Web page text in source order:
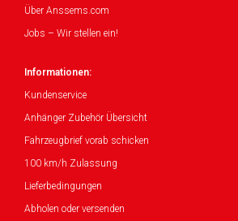
Über Anssems.com
Jobs – Wir stellen ein!
Informationen:
Kundenservice
Anhänger Zubehör Übersicht
Fahrzeugbrief vorab schicken
100 km/h Zulassung
Lieferbedingungen
Abholen oder versenden